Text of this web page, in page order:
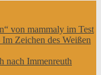
von mammaly im Test
Zeichen des Weißen
nach Immenreuth